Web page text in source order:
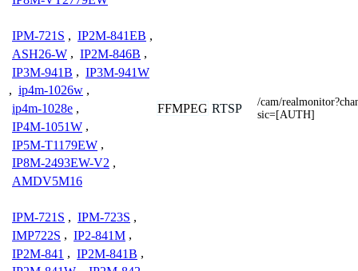
IPM-721S , IP2M-841EB ,
ASH26-W , IP2M-846B ,
IP3M-941B , IP3M-941W
, ip4m-1026w ,
ip4m-1028e ,
IP4M-1051W ,
IP5M-T1179EW ,
IP8M-2493EW-V2 ,
AMDV5M16
FFMPEG RTSP
/cam/
sic=[AUTH]
IPM-721S , IPM-723S ,
IMP722S , IP2-841M ,
IP2M-841 , IP2M-841B ,